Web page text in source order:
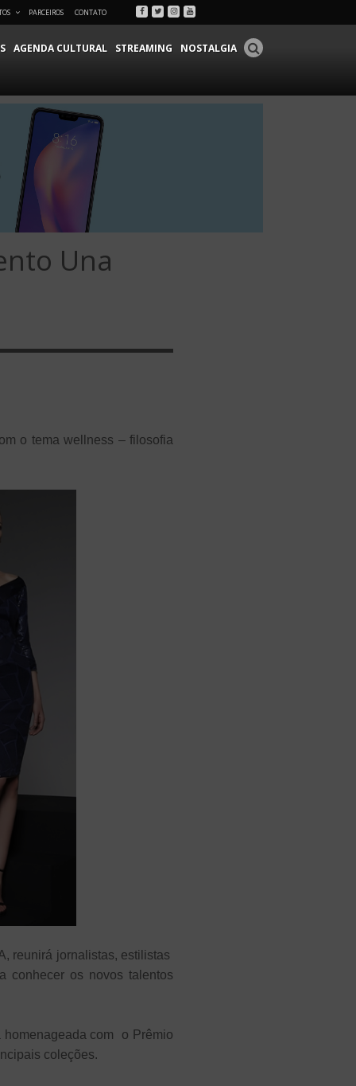
PARCEIROS CONTATO Facebook
Twitter
Instagram
Youtube
AGENDA CULTURAL STREAMING NOSTALGIA
Una
o tema wellness – filosofia
reunirá jornalistas, estilistas
conhecer os novos talentos
com o Prêmio
coleções.